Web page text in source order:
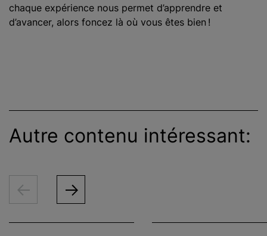
chaque expérience nous permet d’apprendre et
d’avancer, alors foncez là où vous êtes bien !
Autre contenu intéressant: